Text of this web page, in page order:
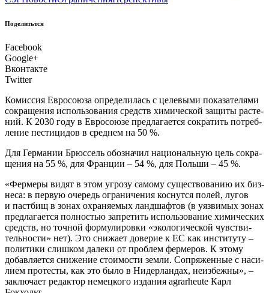
Поделитьтся
Facebook
Google+
Вконтакте
Twitter
Комис­сия Евро­со­ю­за опре­де­ли­лась с целе­вы­ми пока­за­те­ля­ми
сокра­ще­ния исполь­зо­ва­ния средств хими­че­ской защи­ты рас­те­
ний. К 2030 году в Евро­со­ю­зе пред­ла­га­ет­ся сокра­тить потреб­
ле­ние пести­ци­дов в сред­нем на 50 %.
Для Гер­ма­нии Брюс­сель обо­зна­чил наци­о­наль­ную цель сокра­
ще­ния на 55 %, для Фран­ции – 54 %, для Поль­ши – 45 %.
«Фер­ме­ры видят в этом угро­зу само­му суще­ство­ва­нию их биз­
не­са: в первую оче­редь огра­ни­че­ния кос­нут­ся полей, лугов
и паст­бищ в зонах охра­ня­е­мых ланд­шаф­тов (в уяз­ви­мых зонах
пред­ла­га­ет­ся пол­но­стью запре­тить исполь­зо­ва­ние хими­че­ских
средств, но точ­ной фор­му­ли­ров­ки «эко­ло­ги­че­ской чув­стви­
тель­но­сти» нет). Это сни­жа­ет дове­рие к ЕС как инсти­ту­ту –
поли­ти­ки слиш­ком дале­ки от про­блем фер­ме­ров. К это­му
добав­ля­ет­ся сни­же­ние сто­и­мо­сти зем­ли. Сопря­жен­ные с наси­
ли­ем про­те­сты, как это было в Нидер­лан­дах, неиз­беж­ны», –
заклю­ча­ет редак­тор немец­ко­го изда­ния agrarheute Карл